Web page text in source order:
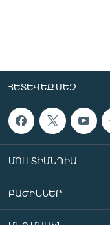
ՀԵՏԵՎԵՔ ՄԵԶ
ՄՈՒԼՏԻՄԵԴԻԱ
ԲԱԺԻՆՆԵՐ